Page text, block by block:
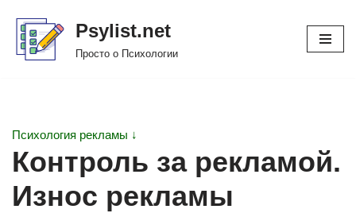
Перейти
Psylist.net
Просто о Психологии
Психология рекламы ↓
Контроль за рекламой.
Износ рекламы